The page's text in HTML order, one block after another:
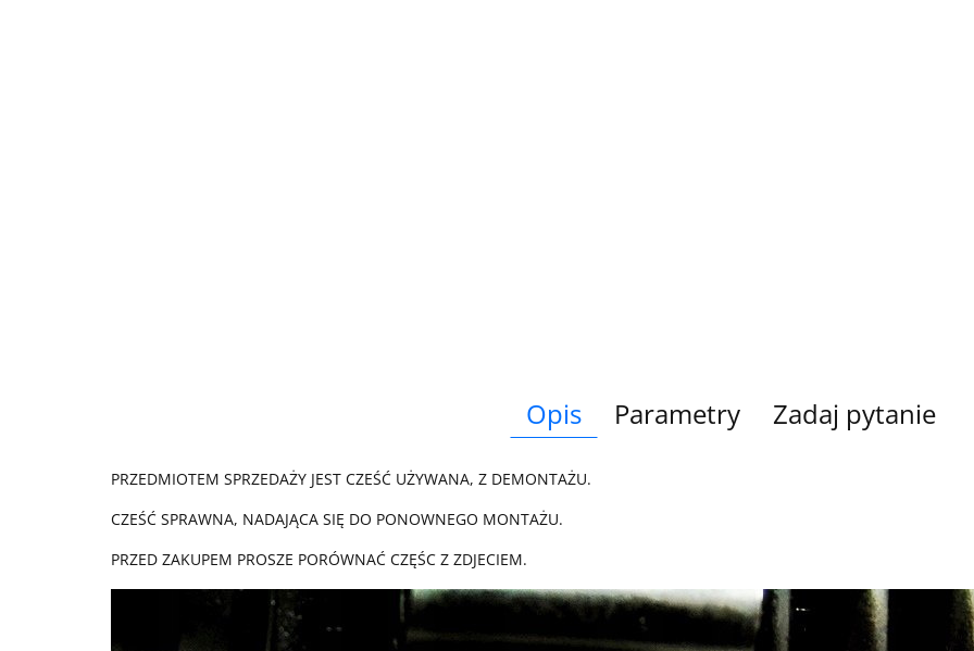
Opis Parametry Zadaj pytanie
PRZEDMIOTEM SPRZEDAŻY JEST CZEŚĆ UŻYWANA, Z DEMONTAŻU.
CZEŚĆ SPRAWNA, NADAJĄCA SIĘ DO PONOWNEGO MONTAŻU.
PRZED ZAKUPEM PROSZE PORÓWNAĆ CZĘŚC Z ZDJECIEM.